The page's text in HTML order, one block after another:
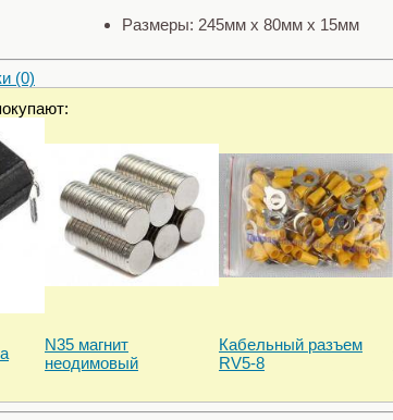
Размеры: 245мм x 80мм x 15мм
(0)
N35 магнит
неодимовый
Кабельный разъем
RV5-8